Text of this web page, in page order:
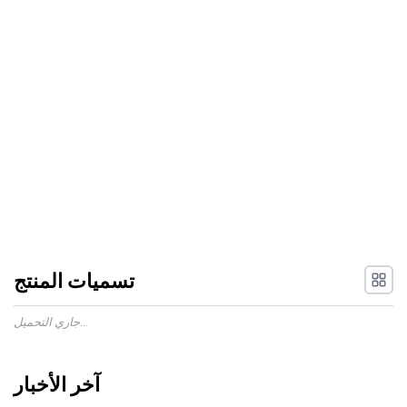
تسميات المنتج
آخر الأخبار